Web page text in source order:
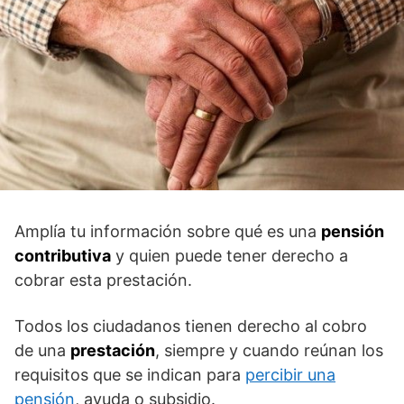
Amplía tu información sobre qué es una pensión
contributiva y quien puede tener derecho a
cobrar esta prestación.
Todos los ciudadanos tienen derecho al cobro
de una prestación, siempre y cuando reúnan los
requisitos que se indican para percibir una
pensión, ayuda o subsidio.